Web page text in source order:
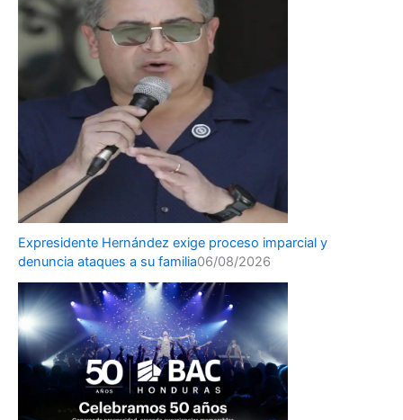
Expresidente Hernández exige proceso imparcial y
denuncia ataques a su familia06/08/2026